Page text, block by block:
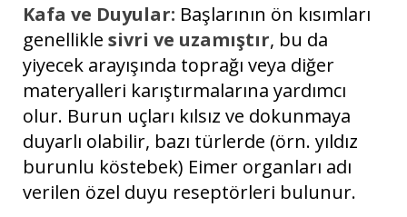
Kafa ve Duyular: Başlarının ön kısımları
genellikle sivri ve uzamıştır, bu da
yiyecek arayışında toprağı veya diğer
materyalleri karıştırmalarına yardımcı
olur. Burun uçları kılsız ve dokunmaya
duyarlı olabilir, bazı türlerde (örn. yıldız
burunlu köstebek) Eimer organları adı
verilen özel duyu reseptörleri bulunur.